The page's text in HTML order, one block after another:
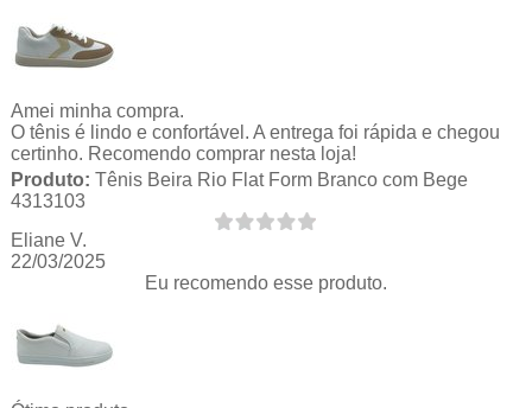
Amei minha compra.
O tênis é lindo e confortável. A entrega foi rápida e chegou
certinho. Recomendo comprar nesta loja!
Produto: Tênis Beira Rio Flat Form Branco com Bege
4313103
Eliane V.
22/03/2025
Eu recomendo esse produto.